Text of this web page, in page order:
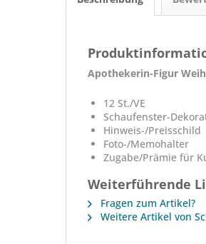
Apothekerin-Figur
12 St./VE
Schaufenster-
Hinweis-/Preisschild
Foto-/Memohalter
Zugabe/Prämie für
Weiterführende
Fragen zum Artikel?
Weitere Artikel von